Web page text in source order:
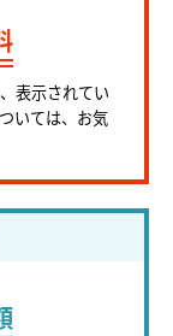
表示されてい
いては、お気